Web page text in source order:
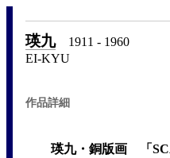
瑛九1911 - 1960
EI-KYU
作品詳細
瑛九・銅版画 「